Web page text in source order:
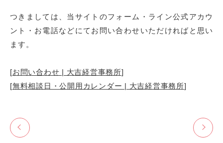
つきましては、当サイトのフォーム・ライン公式アカウ
ント・お電話などにてお問い合わせいただければと思い
ます。
[お問い合わせ | 大吉経営事務所]
[無料相談日・公開用カレンダー | 大吉経営事務所]